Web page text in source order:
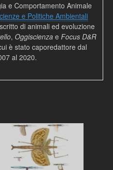
e Comportamento Animale
e Politiche Ambientali
di animali ed evoluzione
, Oggiscienzae Focus D&R
è stato caporedattore dal
al 2020.